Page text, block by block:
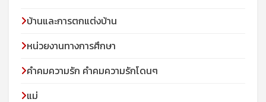
บ้านและการตกแต่งบ้าน
หน่วยงานทางการศึกษา
คำคมความรัก คำคมความรักโดนๆ
แม่